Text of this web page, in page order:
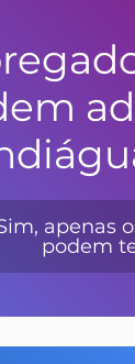
apenas
podem